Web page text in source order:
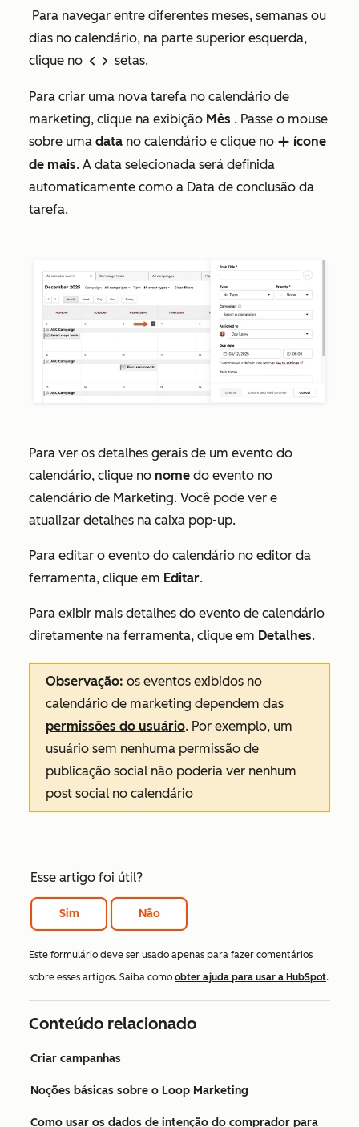
Para navegar entre diferentes meses, semanas ou
dias no calendário, na parte superior esquerda,
clique no left right setas.
Para criar uma nova tarefa no calendário de
marketing, clique na exibição Mês . Passe o mouse
sobre uma data no calendário e clique no add ícone
de mais. A data selecionada será definida
automaticamente como a Data de conclusão da
tarefa.
Para ver os detalhes gerais de um evento do
calendário, clique no nome do evento no
calendário de Marketing. Você pode ver e
atualizar detalhes na caixa pop-up.
Para editar o evento do calendário no editor da
ferramenta, clique em Editar.
Para exibir mais detalhes do evento de calendário
diretamente na ferramenta, clique em Detalhes.
Observação: os eventos exibidos no
calendário de marketing dependem das
permissões do usuário. Por exemplo, um
usuário sem nenhuma permissão de
publicação social não poderia ver nenhum
post social no calendário
Esse artigo foi útil?
Sim Não
Este formulário deve ser usado apenas para fazer comentários
sobre esses artigos. Saiba como obter ajuda para usar a HubSpot.
Conteúdo relacionado
Criar campanhas
Noções básicas sobre o Loop Marketing
Como usar os dados de intenção do comprador para